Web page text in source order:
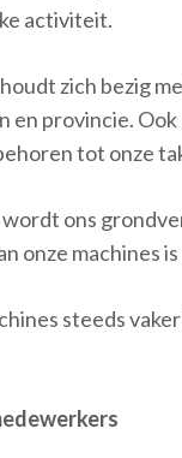
activiteit.
zich bezig
en provincie.
tot onze
wordt ons
onze machines
steeds